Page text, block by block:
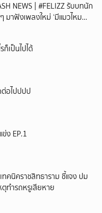
NEWS | #FELIZZ รับบทนัก
มาฟังเพลงใหม่ ‘มีแมวไหม
ก็เป็นไปได้
อไปปปป
ง EP.1
คนิคราชสิทธาราม ชี้แจง ปม
ทำรถหรูเสียหาย